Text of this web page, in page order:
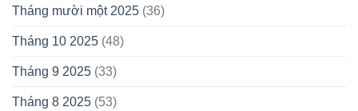
Tháng mười một 2025 (36)
Tháng 10 2025 (48)
Tháng 9 2025 (33)
Tháng 8 2025 (53)